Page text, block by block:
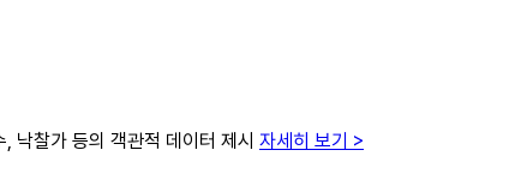
낙찰가 등의 객관적 데이터 제시 자세히 보기 >